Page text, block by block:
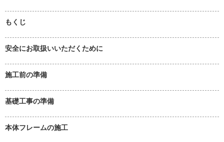
もくじ
安全にお取扱いいただくために
施工前の準備
基礎工事の準備
本体フレームの施工